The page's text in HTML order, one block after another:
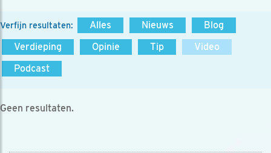
Verfijn resultaten: Alles Nieuws
Blog
Verdieping
Opinie Tip
Video
Podcast
Geen resultaten.